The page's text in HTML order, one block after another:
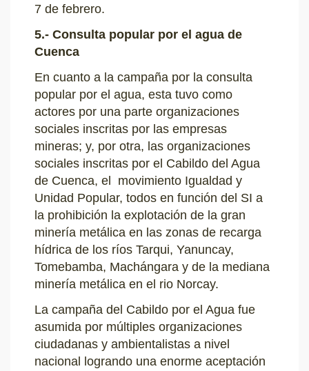
7 de febrero.
5.- Consulta popular por el agua de
Cuenca
En cuanto a la campaña por la consulta
popular por el agua, esta tuvo como
actores por una parte organizaciones
sociales inscritas por las empresas
mineras; y, por otra, las organizaciones
sociales inscritas por el Cabildo del Agua
de Cuenca, el movimiento Igualdad y
Unidad Popular, todos en función del SI a
la prohibición la explotación de la gran
minería metálica en las zonas de recarga
hídrica de los ríos Tarqui, Yanuncay,
Tomebamba, Machángara y de la mediana
minería metálica en el rio Norcay.
La campaña del Cabildo por el Agua fue
asumida por múltiples organizaciones
ciudadanas y ambientalistas a nivel
nacional logrando una enorme aceptación